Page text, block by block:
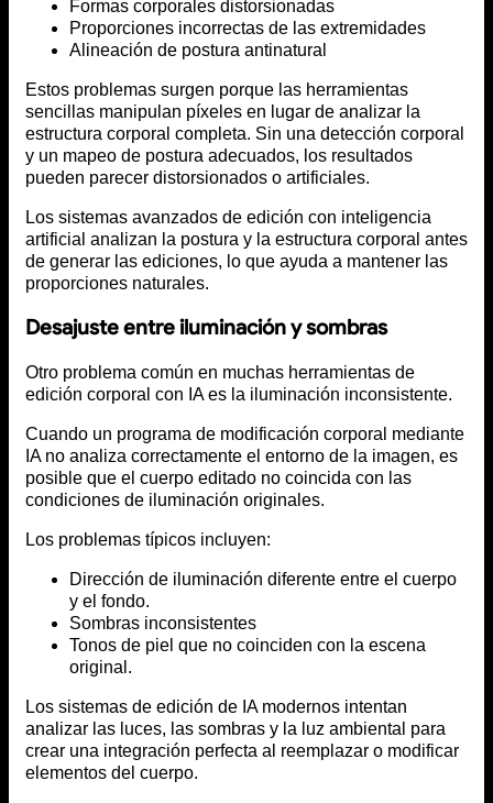
Formas corporales distorsionadas
Proporciones incorrectas de las extremidades
Alineación de postura antinatural
Estos problemas surgen porque las herramientas
sencillas manipulan píxeles en lugar de analizar la
estructura corporal completa. Sin una detección corporal
y un mapeo de postura adecuados, los resultados
pueden parecer distorsionados o artificiales.
Los sistemas avanzados de edición con inteligencia
artificial analizan la postura y la estructura corporal antes
de generar las ediciones, lo que ayuda a mantener las
proporciones naturales.
Desajuste entre iluminación y sombras
Otro problema común en muchas herramientas de
edición corporal con IA es la iluminación inconsistente.
Cuando un programa de modificación corporal mediante
IA no analiza correctamente el entorno de la imagen, es
posible que el cuerpo editado no coincida con las
condiciones de iluminación originales.
Los problemas típicos incluyen:
Dirección de iluminación diferente entre el cuerpo
y el fondo.
Sombras inconsistentes
Tonos de piel que no coinciden con la escena
original.
Los sistemas de edición de IA modernos intentan
analizar las luces, las sombras y la luz ambiental para
crear una integración perfecta al reemplazar o modificar
elementos del cuerpo.